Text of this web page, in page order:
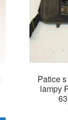
Patice
lampy